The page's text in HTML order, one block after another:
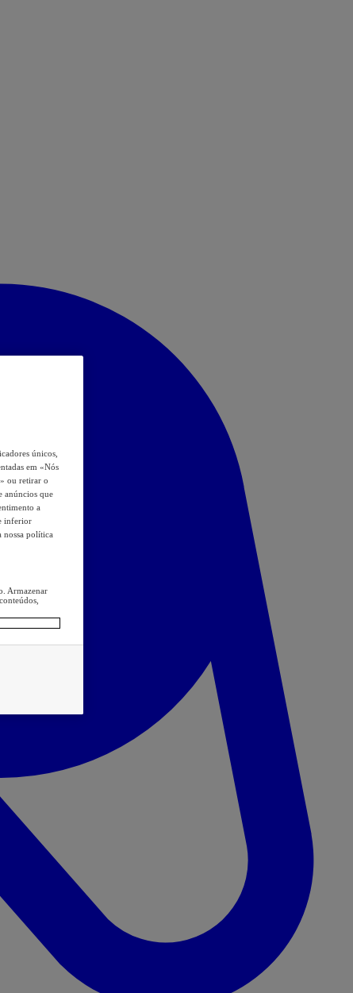
únicos,
em «Nós
ou retirar o
anúncios que
a
inferior
nossa política
Armazenar